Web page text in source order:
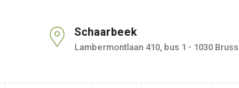
Schaarbeek
Lambermontlaan 410, bus 1 - 1030